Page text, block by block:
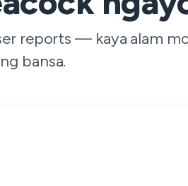
reports — kaya alam
bansa.